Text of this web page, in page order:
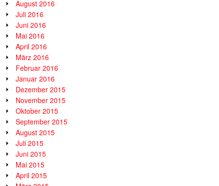
August 2016
Juli 2016
Juni 2016
Mai 2016
April 2016
März 2016
Februar 2016
Januar 2016
Dezember 2015
November 2015
Oktober 2015
September 2015
August 2015
Juli 2015
Juni 2015
Mai 2015
April 2015